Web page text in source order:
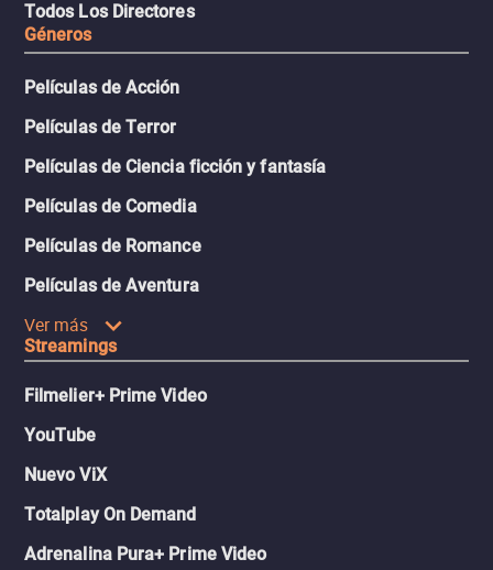
Todos Los Directores
Géneros
Películas de Acción
Películas de Terror
Películas de Ciencia ficción y fantasía
Películas de Comedia
Películas de Romance
Películas de Aventura
Ver más
Streamings
Filmelier+ Prime Video
YouTube
Nuevo ViX
Totalplay On Demand
Adrenalina Pura+ Prime Video